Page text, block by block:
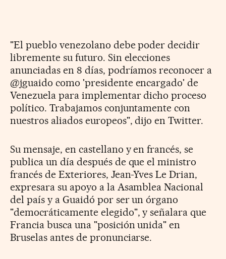
"El pueblo venezolano debe poder decidir
libremente su futuro. Sin elecciones
anunciadas en 8 días, podríamos reconocer a
@jguaido como 'presidente encargado' de
Venezuela para implementar dicho proceso
político. Trabajamos conjuntamente con
nuestros aliados europeos", dijo en Twitter.
Su mensaje, en castellano y en francés, se
publica un día después de que el ministro
francés de Exteriores, Jean-Yves Le Drian,
expresara su apoyo a la Asamblea Nacional
del país y a Guaidó por ser un órgano
"democráticamente elegido", y señalara que
Francia busca una "posición unida" en
Bruselas antes de pronunciarse.